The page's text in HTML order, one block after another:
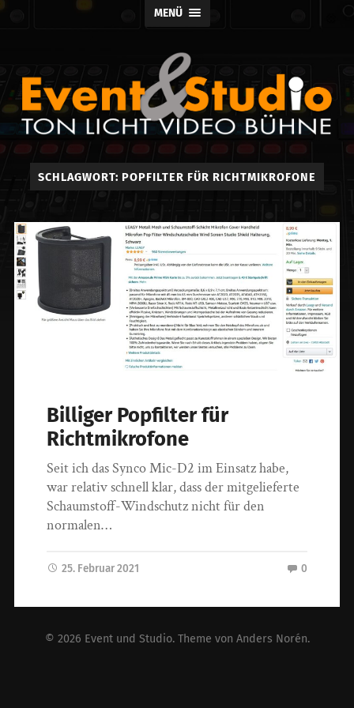
MENÜ
Event
und
Studio
SCHLAGWORT: POPFILTER FÜR RICHTMIKROFONE
Billiger Popfilter für
Richtmikrofone
Seit ich das Synco Mic-D2 im Einsatz habe,
war relativ schnell klar, dass der mitgelieferte
Schaumstoff-Windschutz nicht für den
normalen…
25. Februar 2021 0
© 2026 Event und Studio. Theme von Anders Norén.